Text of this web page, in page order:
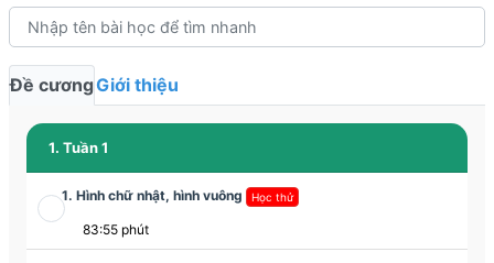
Đề cươngGiới thiệu
1. Tuần 1
1. Hình chữ nhật, hình vuông Học thử
83:55 phút